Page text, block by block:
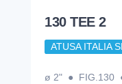
130 TEE 2
ATUSA ITALIA
ø 2" ● FIG.130